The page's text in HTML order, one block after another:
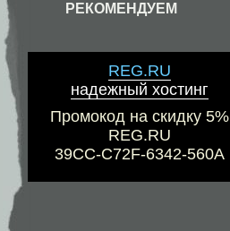
РЕКОМЕНДУЕМ
REG.RU
надежный хостинг
Промокод на скидку 5%
REG.RU
39CC-C72F-6342-560A